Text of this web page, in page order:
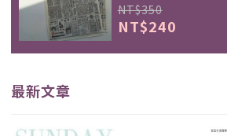
NT$350
NT$240
最新文章